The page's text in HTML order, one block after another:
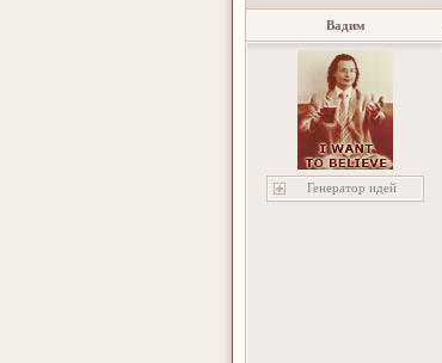
Вадим
Генератор идей